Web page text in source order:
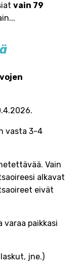
vain 79
vasta 3-4
Vain
alkavat
eivät
varaa paikkasi
jne.)